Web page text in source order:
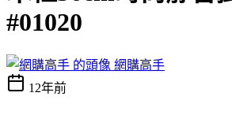
#01020
網購高手
12年前